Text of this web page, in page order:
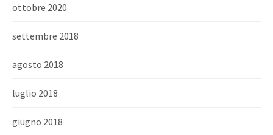
ottobre 2020
settembre 2018
agosto 2018
luglio 2018
giugno 2018